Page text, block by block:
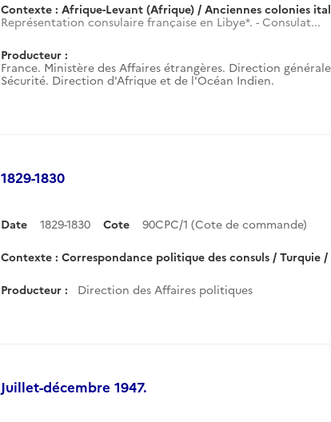
Contexte : Afrique-Levant (Afrique) / Anciennes colonies
Représentation consulaire française en Libye*. - Consulat...
Producteur :
France. Ministère des Affaires étrangères. Direction
Sécurité. Direction d'Afrique et de l'Océan Indien.
1829-1830
Date 1829-1830 Cote 90CPC/1 (Cote de commande)
Contexte : Correspondance politique des consuls / Turquie
Producteur : Direction des Affaires politiques
Juillet-décembre 1947.